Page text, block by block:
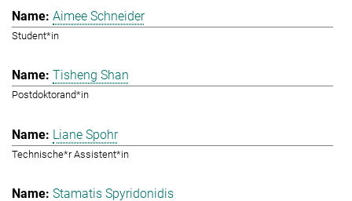
Aimee Schneider
Student*in
Tisheng Shan
Postdoktorand*in
Liane Spohr
Technische*r Assistent*in
Stamatis Spyridonidis